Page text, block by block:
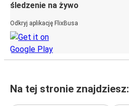
śledzenie na żywo
Odkryj aplikację FlixBusa
Na tej stronie znajdziesz: